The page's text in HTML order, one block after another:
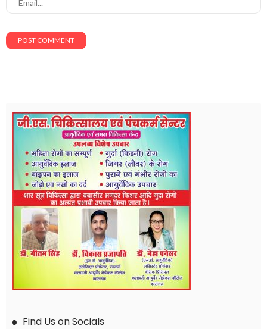
Find Us on Socials